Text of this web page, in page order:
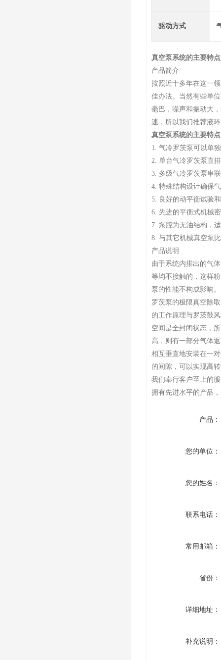
驱动方式
真空泵系统的主要特点
产品简介
按照近十多年在这一
佳办法。当然有些单
毫巴，噪声和振动大
速，所以我们推荐液
真空泵系统的主要特点
1. 气冷罗茨泵可以单
2. 单台气冷罗茨泵直
3. 多级气冷罗茨泵串
4. 特殊结构设计确保
5. 良好的动平衡试验
6. 先进的平衡式机械
7. 泵腔为无油结构，
8. 与其它机械真空泵
产品说明
由于系统内排出的气
等均不接触的，这样
泵的性能不构成影响。
罗茨泵的极限真空除
的工作原理与罗茨鼓
空间是全封闭状态，
高，则有一部分气体
相互垂直地安装在一
的间隙，可以实现高
我们奉行客户至上的
拥有先进水平的产品
产品：
您的单位：
您的姓名：
联系电话：
常用邮箱：
省份：
详细地址：
补充说明：